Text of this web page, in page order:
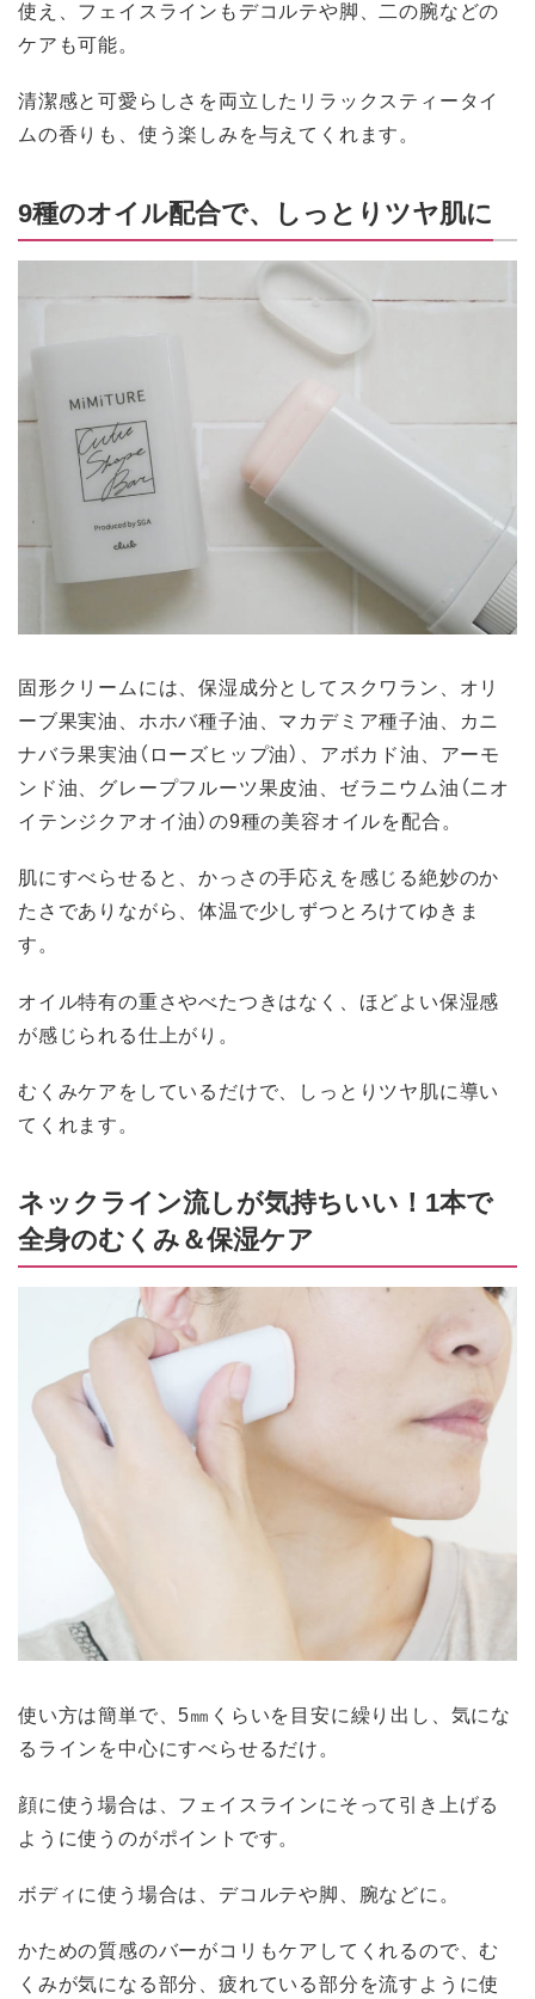
使え、フェイスラインもデコルテや脚、二の腕などの
ケアも可能。
清潔感と可愛らしさを両立したリラックスティータイ
ムの香りも、使う楽しみを与えてくれます。
9種のオイル配合で、しっとりツヤ肌に
固形クリームには、保湿成分としてスクワラン、オリ
ーブ果実油、ホホバ種子油、マカデミア種子油、カニ
ナバラ果実油（ローズヒップ油）、アボカド油、アーモ
ンド油、グレープフルーツ果皮油、ゼラニウム油（ニオ
イテンジクアオイ油）の9種の美容オイルを配合。
肌にすべらせると、かっさの手応えを感じる絶妙のか
たさでありながら、体温で少しずつとろけてゆきま
す。
オイル特有の重さやべたつきはなく、ほどよい保湿感
が感じられる仕上がり。
むくみケアをしているだけで、しっとりツヤ肌に導い
てくれます。
ネックライン流しが気持ちいい！1本で
全身のむくみ＆保湿ケア
使い方は簡単で、5㎜くらいを目安に繰り出し、気にな
るラインを中心にすべらせるだけ。
顔に使う場合は、フェイスラインにそって引き上げる
ように使うのがポイントです。
ボディに使う場合は、デコルテや脚、腕などに。
かための質感のバーがコリもケアしてくれるので、む
くみが気になる部分、疲れている部分を流すように使